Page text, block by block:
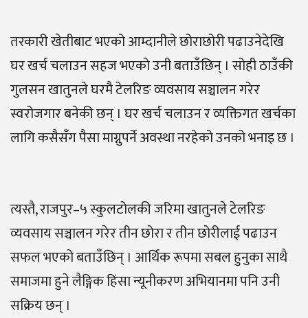
तरकारी खेतीबाट भएको आम्दानीले छोराछोरी पढाउनेदेखि
घर खर्च चलाउन सहज भएको उनी बताउँछिन् । सोही ठाउँकी
गुलसन खातुनले घरमै टेलरिङ व्यवसाय सञ्चालन गरेर
स्वरोजगार बनेकी छन् । घर खर्च चलाउन र व्यक्तिगत खर्चका
लागि कसैसँग पैसा माग्नुपर्ने अवस्था नरहेको उनको भनाइ छ ।
त्यस्तै, राजपुर–५ स्कुलटोलकी जरिमा खातुनले टेलरिङ
व्यवसाय सञ्चालन गरेर तीन छोरा र तीन छोरीलाई पढाउन
सफल भएको बताउँछिन् । आर्थिक रूपमा सबल हुनुका साथै
समाजमा हुने लैङ्गिक हिंसा न्यूनीकरण अभियानमा पनि उनी
सक्रिय छन् ।